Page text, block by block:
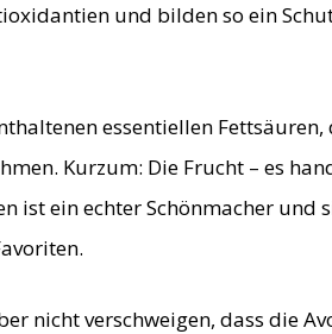
und bilden so ein
essentiellen
Kurzum: Die Frucht – es
ist ein echter Schönmacher
nicht verschweigen, dass die